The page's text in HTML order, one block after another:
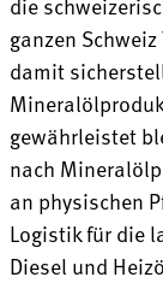
ganzen
damit
gewährleistet
nach
an physischen
Logistik für die
Diesel und